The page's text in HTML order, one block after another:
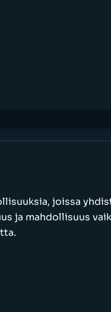
joissa
ja mahdollisuus